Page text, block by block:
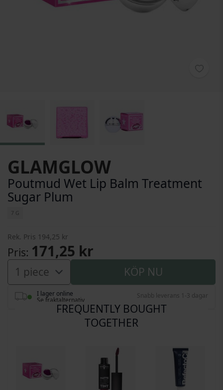
GLAMGLOW
Poutmud Wet Lip Balm Treatment
Sugar Plum
7 G
Rek. Pris 194,25 kr
Pris 171,25 kr
KÖP NU
I lager online
Se fraktalternativ
Snabb leverans 1-3 dagar
FREQUENTLY BOUGHT
TOGETHER